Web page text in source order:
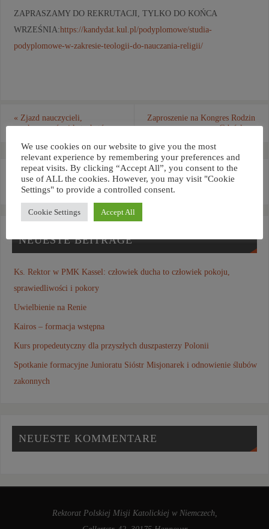
ZAPRASZAMY DO REKRUTACJI, TYLKO DO KOŃCA
WRZEŚNIA:https://kandydat.kul.pl/podyplomowe/studia-
podyplomowe-w-zakresie-teologii-do-nauczania-religii/
« Zjazd nauczycieli,
wychowawców i katechetów
Zaproszenie na Kongres Rodzin
w Gdańsku»
NEUESTE BEITRÄGE
Ks. Rektor w PMK Kassel: człowiek ducha to człowiek pokoju,
sprawiedliwości i pokory
Uwielbienie na Renie
Kairos – formacja wstępna
Kurs propedeutyczny dla przyszłych duszpasterzy Polonii
Spotkanie formacyjne Junioratu Sióstr Misjonarek i odnowienie ślubów
zakonnych
NEUESTE KOMMENTARE
Rektorat Polskiej Misji Katolickiej w Niemczech,
We use cookies on our website to give you the most
relevant experience by remembering your preferences and
repeat visits. By clicking “Accept All”, you consent to the
use of ALL the cookies. However, you may visit "Cookie
Settings" to provide a controlled consent.
Cookie Settings Accept All